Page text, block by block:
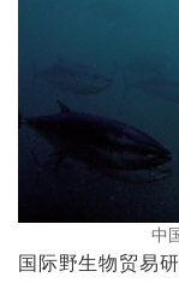
中
国际野生物贸易